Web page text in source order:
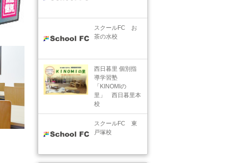
スクールFC お
茶の水校
西日暮里 個別指
導学習塾
「KINOMIの
里」 西日暮里本
校
スクールFC 東
戸塚校